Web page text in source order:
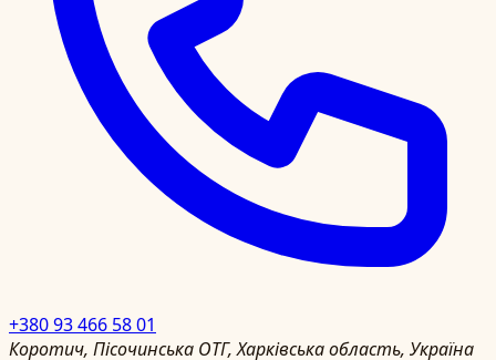
+380 93 466 58 01
Коротич, Пісочинська ОТГ, Харківська область, Україна